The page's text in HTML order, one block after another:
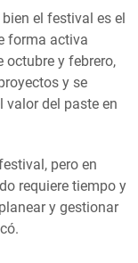
el festival es el
forma activa
octubre y febrero,
y se
valor del paste en
pero en
requiere tiempo y
y gestionar